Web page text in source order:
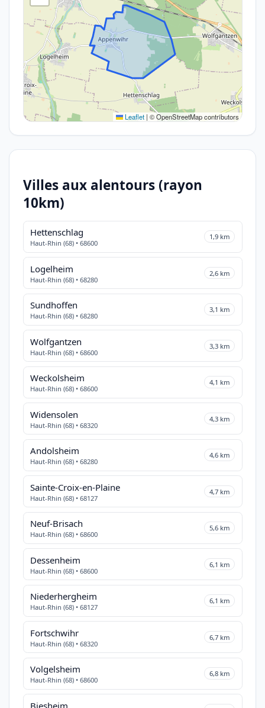
Leaflet | © OpenStreetMap contributors
Villes aux alentours (rayon
10km)
Hettenschlag
Haut-Rhin (68) • 68600
1,9 km
Logelheim
Haut-Rhin (68) • 68280
2,6 km
Sundhoffen
Haut-Rhin (68) • 68280
3,1 km
Wolfgantzen
Haut-Rhin (68) • 68600
3,3 km
Weckolsheim
Haut-Rhin (68) • 68600
4,1 km
Widensolen
Haut-Rhin (68) • 68320
4,3 km
Andolsheim
Haut-Rhin (68) • 68280
4,6 km
Sainte-Croix-en-Plaine
Haut-Rhin (68) • 68127
4,7 km
Neuf-Brisach
Haut-Rhin (68) • 68600
5,6 km
Dessenheim
Haut-Rhin (68) • 68600
6,1 km
Niederhergheim
Haut-Rhin (68) • 68127
6,1 km
Fortschwihr
Haut-Rhin (68) • 68320
6,7 km
Volgelsheim
Haut-Rhin (68) • 68600
6,8 km
Biesheim